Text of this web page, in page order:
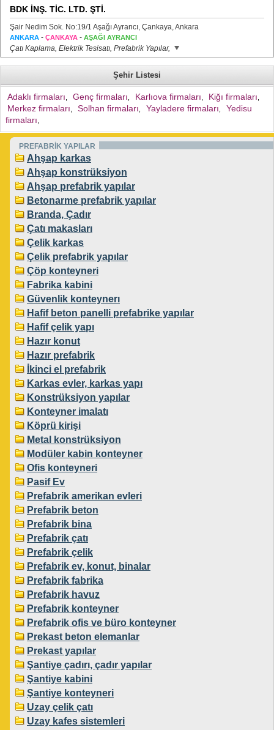
BDK İNŞ. TİC. LTD. ŞTİ.
Şair Nedim Sok. No:19/1 Aşağı Ayrancı, Çankaya, Ankara
ANKARA - ÇANKAYA - AŞAĞI AYRANCI
Çatı Kaplama, Elektrik Tesisatı, Prefabrik Yapılar,
Şehir Listesi
Adaklı firmaları Genç firmaları Karlıova firmaları Kiğı firmaları
Merkez firmaları Solhan firmaları Yayladere firmaları
Yedisu
firmaları
PREFABRİK YAPILAR
Ahşap karkas
Ahşap konstrüksiyon
Ahşap prefabrik yapılar
Betonarme prefabrik yapılar
Branda, Çadır
Çatı makasları
Çelik karkas
Çelik prefabrik yapılar
Çöp konteyneri
Fabrika kabini
Güvenlik konteynerı
Hafif beton panelli prefabrike yapılar
Hafif çelik yapı
Hazır konut
Hazır prefabrik
İkinci el prefabrik
Karkas evler, karkas yapı
Konstrüksiyon yapılar
Konteyner imalatı
Köprü kirişi
Metal konstrüksiyon
Modüler kabin konteyner
Ofis konteyneri
Pasif Ev
Prefabrik amerikan evleri
Prefabrik beton
Prefabrik bina
Prefabrik çatı
Prefabrik çelik
Prefabrik ev, konut, binalar
Prefabrik fabrika
Prefabrik havuz
Prefabrik konteyner
Prefabrik ofis ve büro konteyner
Prekast beton elemanlar
Prekast yapılar
Şantiye çadırı, çadır yapılar
Şantiye kabini
Şantiye konteyneri
Uzay çelik çatı
Uzay kafes sistemleri